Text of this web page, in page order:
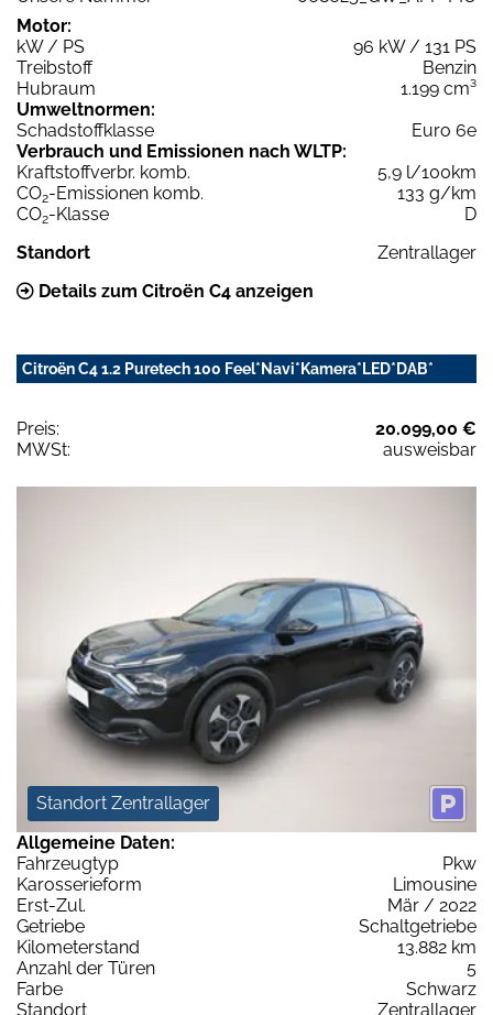
Motor:
kW / PS
96 kW / 131 PS
Treibstoff
Benzin
Hubraum
1.199 cm³
Umweltnormen:
Schadstoffklasse
Euro 6e
Verbrauch und Emissionen nach WLTP:
Kraftstoffverbr. komb.
5,9 l/100km
CO2-Emissionen komb.
133 g/km
CO2-Klasse
D
Standort
Zentrallager
Details zum Citroën C4 anzeigen
Citroën C4 1.2 Puretech 100 Feel*Navi*Kamera*LED*DAB*
Preis:
20.099,00 €
MWSt:
ausweisbar
Standort Zentrallager
Allgemeine Daten:
Fahrzeugtyp
Pkw
Karosserieform
Limousine
Erst-Zul.
Mär / 2022
Getriebe
Schaltgetriebe
Kilometerstand
13.882 km
Anzahl der Türen
5
Farbe
Schwarz
Standort
Zentrallager